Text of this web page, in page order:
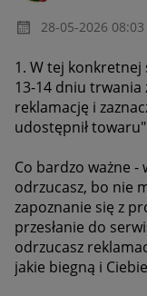
‎28-05-2026 08:03
1. W tej
13-14 dniu trwania
reklamację i
udostępnił towaru
Co bardzo ważne -
odrzucasz, bo nie
zapoznanie się z
przesłanie do
odrzucasz
jakie biegną i